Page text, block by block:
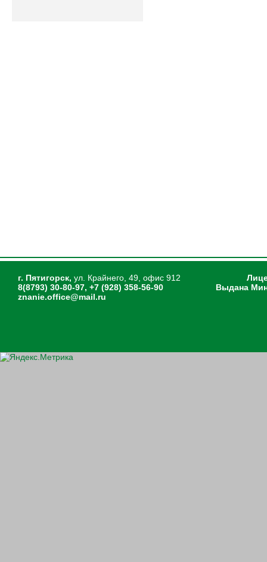
г. Пятигорск, ул. Крайнего, 49, офис 912
8(8793) 30-80-97, +7 (928) 358-56-90
znanie.office@mail.ru
Выдана